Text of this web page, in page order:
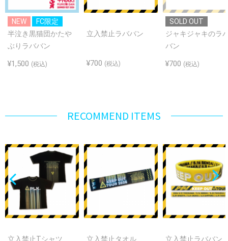
NEW
FC限定
半泣き黒猫団かたや
ぶりラババン
¥1,500 (税込)
立入禁止ラババン
¥700 (税込)
SOLD OUT
ジャキジャキのラ
バン
¥700 (税込)
RECOMMEND ITEMS
立入禁止Tシャツ 立入禁止タオル 立入禁止ラババン